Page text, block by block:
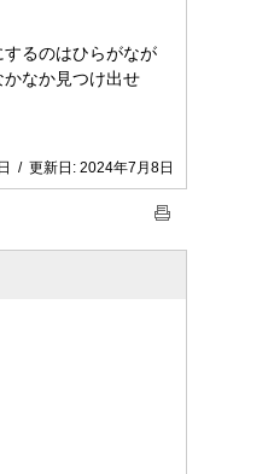
るのはひらがなが
なか見つけ出せ
/ 更新日: 2024年7月8日